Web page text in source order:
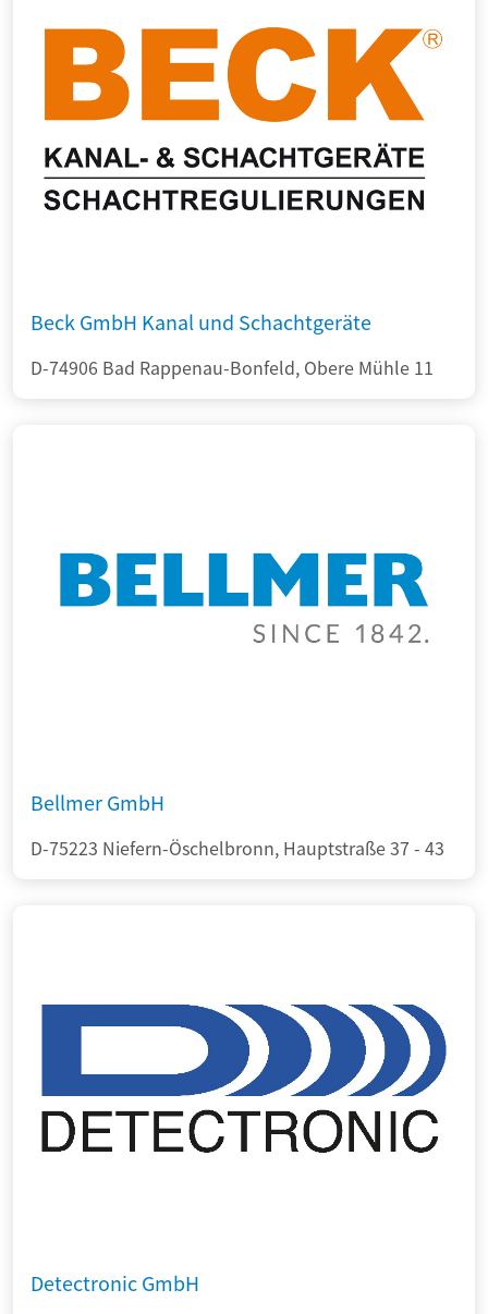
Beck GmbH Kanal und Schachtgeräte
D-74906 Bad Rappenau-Bonfeld, Obere Mühle 11
Bellmer GmbH
D-75223 Niefern-Öschelbronn, Hauptstraße 37 - 43
Detectronic GmbH